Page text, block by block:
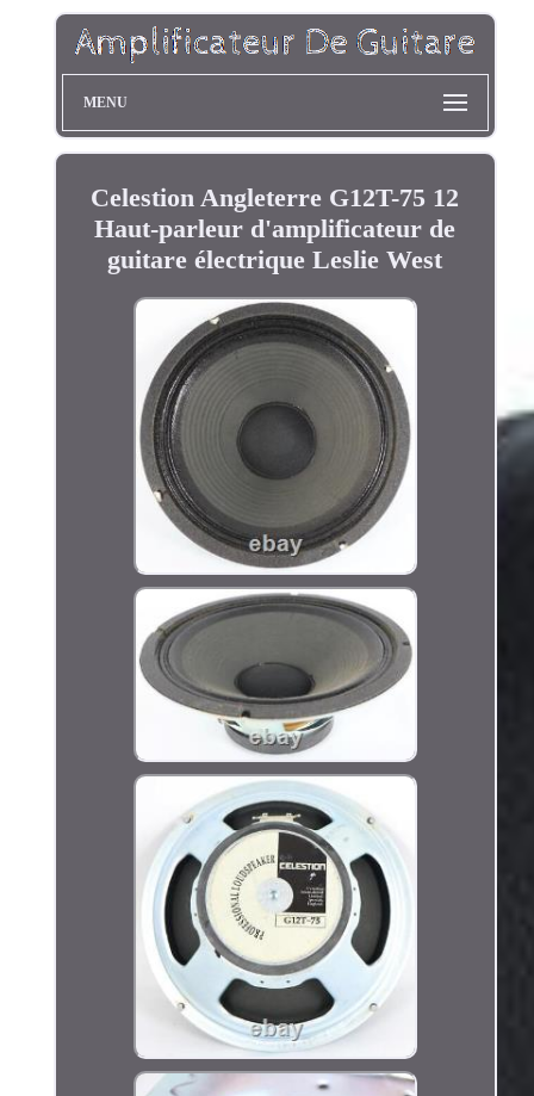
MENU
Celestion Angleterre G12T-75 12
Haut-parleur d'amplificateur de
guitare électrique Leslie West